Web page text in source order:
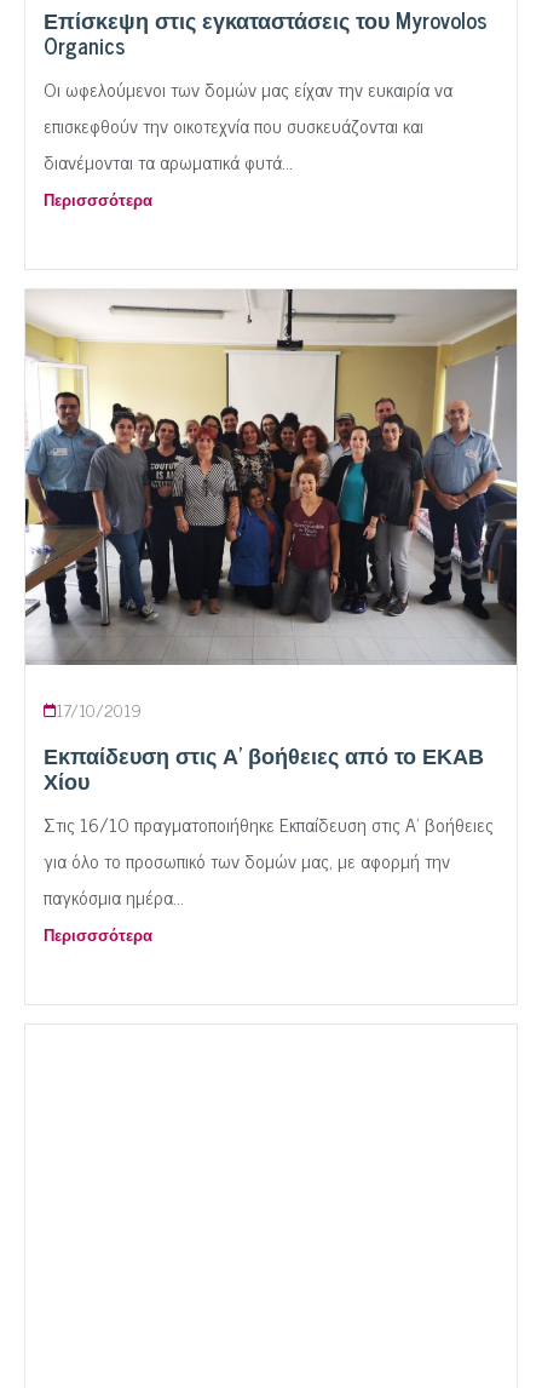
Επίσκεψη στις εγκαταστάσεις του Myrovolos
Organics
Οι ωφελούμενοι των δομών μας είχαν την ευκαιρία να
επισκεφθούν την οικοτεχνία που συσκευάζονται και
διανέμονται τα αρωματικά φυτά...
Περισσσότερα
17/10/2019
Εκπαίδευση στις Α’ βοήθειες από το ΕΚΑΒ
Χίου
Στις 16/10 πραγματοποιήθηκε Εκπαίδευση στις Α’ βοήθειες
για όλο το προσωπικό των δομών μας, με αφορμή την
παγκόσμια ημέρα...
Περισσσότερα